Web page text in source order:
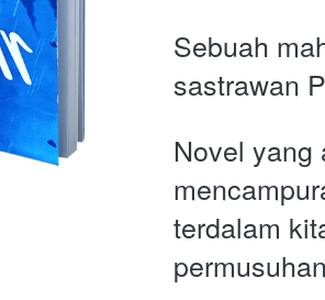
Sebuah
sastrawan
Novel yang
terdalam